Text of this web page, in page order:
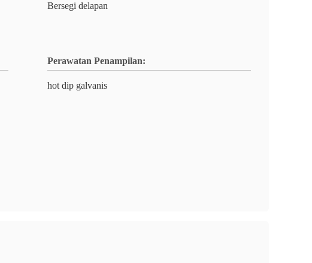
Bersegi delapan
Perawatan Penampilan:
hot dip galvanis